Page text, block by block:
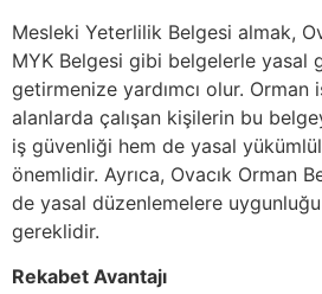
Mesleki Yeterlilik Belgesi almak,
MYK Belgesi gibi belgelerle yasal
getirmenize yardımcı olur.
alanlarda çalışan kişilerin bu
iş güvenliği hem de yasal
önemlidir. Ayrıca, Ovacık Orman
de yasal düzenlemelere
gereklidir.
Rekabet Avantajı